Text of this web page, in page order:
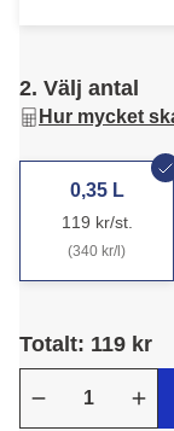
2. Välj antal
Hur mycket
0,35 L
119 kr/st.
(340 kr/l)
Totalt: 119 kr